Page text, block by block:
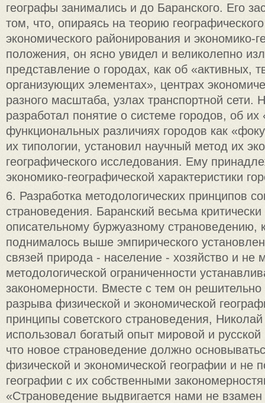
географы занимались и до Баранского. Его
том, что, опираясь на теорию
экономического районирования и экономико-
положения, он ясно увидел и великолепно
представление о городах, как об «активных,
организующих элементах», центрах
разного масштаба, узлах транспортной сети.
разработал понятие о системе городов, об их
функциональных различиях городов как
их типологии, установил научный метод их
географического исследования. Ему
экономико-географической характеристики
6. Разработка методологических принципов
страноведения. Баранский весьма критически
описательному буржуазному страноведению,
поднималось выше эмпирического
связей природа - население - хозяйство и не
методологической ограниченности
закономерности. Вместе с тем он
разрыва физической и экономической
принципы советского страноведения,
использовал богатый опыт мировой и
что новое страноведение должно
физической и экономической географии и не
географии с их собственными
«Страноведение выдвигается нами не